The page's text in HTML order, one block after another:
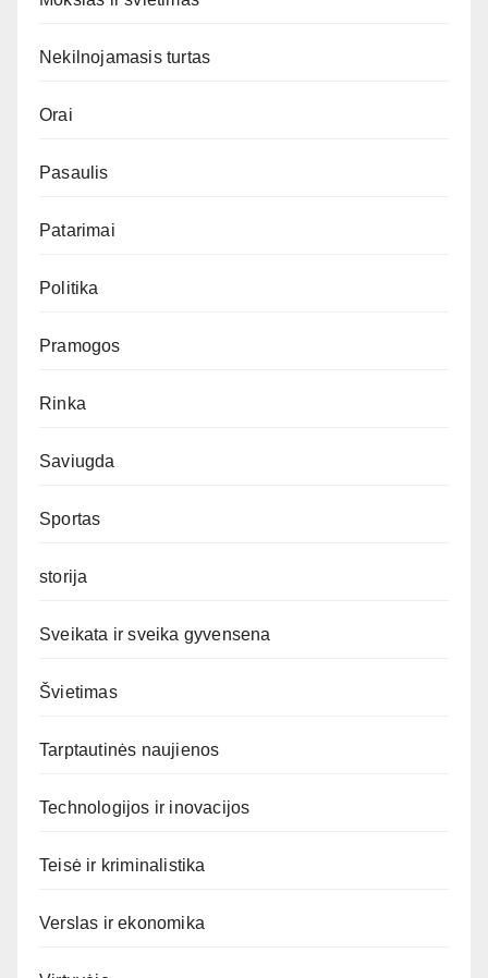
Nekilnojamasis turtas
Orai
Pasaulis
Patarimai
Politika
Pramogos
Rinka
Saviugda
Sportas
storija
Sveikata ir sveika gyvensena
Švietimas
Tarptautinės naujienos
Technologijos ir inovacijos
Teisė ir kriminalistika
Verslas ir ekonomika